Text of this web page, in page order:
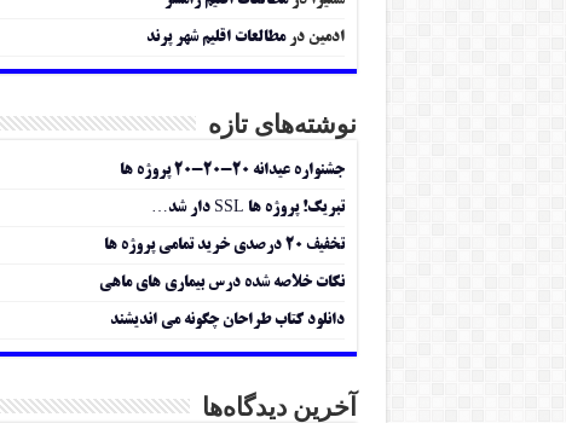
ادمین درمطالعات اقلیم شهر پرند
نوشته‌های تازه
جشنواره عیدانه ۲۰-۲۰-۲۰ پروژه ها
تبریک! پروژه ها SSL دار شد…
تخفیف ۲۰ درصدی خرید تمامی پروژه ها
نکات خلاصه شده درس بیماری های ماهی
دانلود کتاب طراحان چگونه می اندیشند
آخرین دیدگاه‌ها